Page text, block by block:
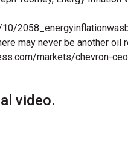
video.